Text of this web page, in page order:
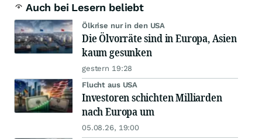
Auch bei Lesern beliebt
Ölkrise nur in den USA
Die Ölvorräte sind in Europa, Asien
kaum gesunken
gestern 19:28
Flucht aus USA
Investoren schichten Milliarden
nach Europa um
05.08.26, 19:00